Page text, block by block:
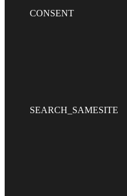
CONSENT
SEARCH_SAMESITE